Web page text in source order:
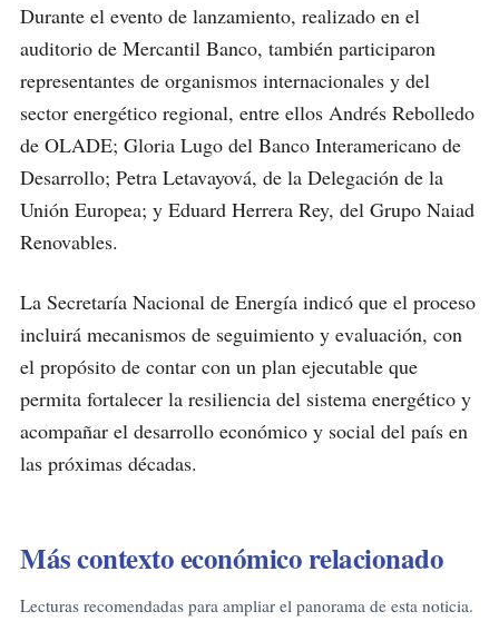
Durante el evento de lanzamiento, realizado en el
auditorio de Mercantil Banco, también participaron
representantes de organismos internacionales y del
sector energético regional, entre ellos Andrés Rebolledo
de OLADE; Gloria Lugo del Banco Interamericano de
Desarrollo; Petra Letavayová, de la Delegación de la
Unión Europea; y Eduard Herrera Rey, del Grupo Naiad
Renovables.
La Secretaría Nacional de Energía indicó que el proceso
incluirá mecanismos de seguimiento y evaluación, con
el propósito de contar con un plan ejecutable que
permita fortalecer la resiliencia del sistema energético y
acompañar el desarrollo económico y social del país en
las próximas décadas.
Más contexto económico relacionado
Lecturas recomendadas para ampliar el panorama de esta noticia.